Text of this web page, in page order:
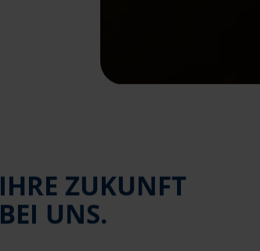
IHRE ZUKUNFT
BEI UNS.